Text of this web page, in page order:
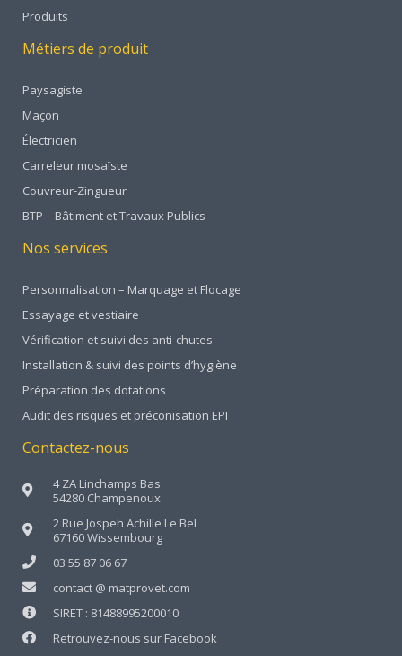
Produits
Métiers de produit
Paysagiste
Maçon
Électricien
Carreleur mosaïste
Couvreur-Zingueur
BTP – Bâtiment et Travaux Publics
Nos services
Personnalisation – Marquage et Flocage
Essayage et vestiaire
Vérification et suivi des anti-chutes
Installation & suivi des points d’hygiène
Préparation des dotations
Audit des risques et préconisation EPI
Contactez-nous
4 ZA Linchamps Bas
54280 Champenoux
2 Rue Jospeh Achille Le Bel
67160 Wissembourg
03 55 87 06 67
contact @ matprovet.com
SIRET : 81488995200010
Retrouvez-nous sur Facebook